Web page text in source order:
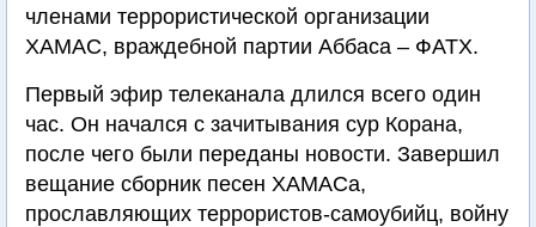
членами террористической организации
ХАМАС, враждебной партии Аббаса – ФАТХ.
Первый эфир телеканала длился всего один
час. Он начался с зачитывания сур Корана,
после чего были переданы новости. Завершил
вещание сборник песен ХАМАСа,
прославляющих террористов-самоубийц, войну